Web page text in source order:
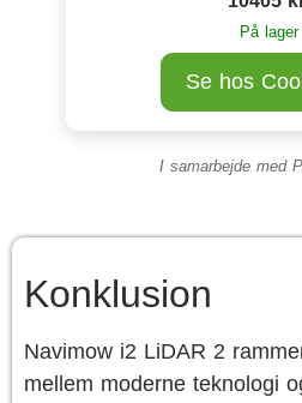
På lager
Se hos
I samarbejde med
Konklusion
Navimow i2 LiDAR 2
mellem moderne teknologi